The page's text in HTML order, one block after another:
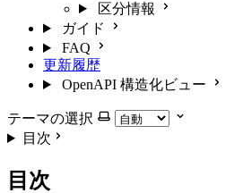
区分情報
ガイド
FAQ
更新履歴
OpenAPI 構造化ビュー
テーマの選択
目次
目次